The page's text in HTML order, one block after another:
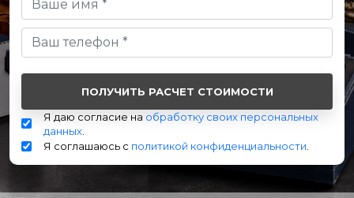
Я даю согласие на обработку своих персональных
данных
Я соглашаюсь с политикой конфиденциальности